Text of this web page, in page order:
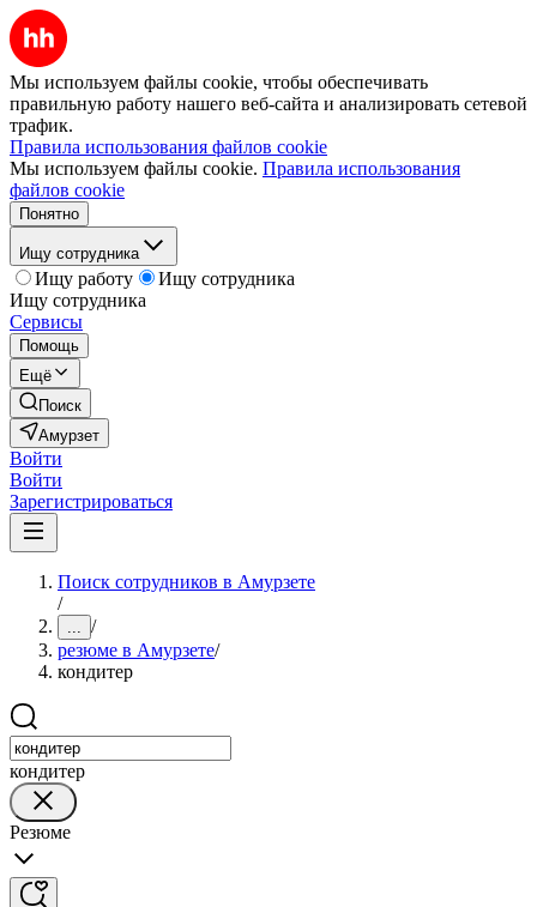
Мы используем файлы cookie, чтобы обеспечивать
правильную работу нашего веб-сайта и анализировать сетевой
трафик.
Правила использования файлов cookie
Мы используем файлы cookie. Правила использования
файлов cookie
Понятно
Ищу сотрудника
Ищу работу
Ищу сотрудника
Ищу сотрудника
Сервисы
Помощь
Ещё
Поиск
Амурзет
Войти
Войти
Зарегистрироваться
Поиск сотрудников в Амурзете
/
... /
резюме в Амурзете/
кондитер
кондитер
Резюме